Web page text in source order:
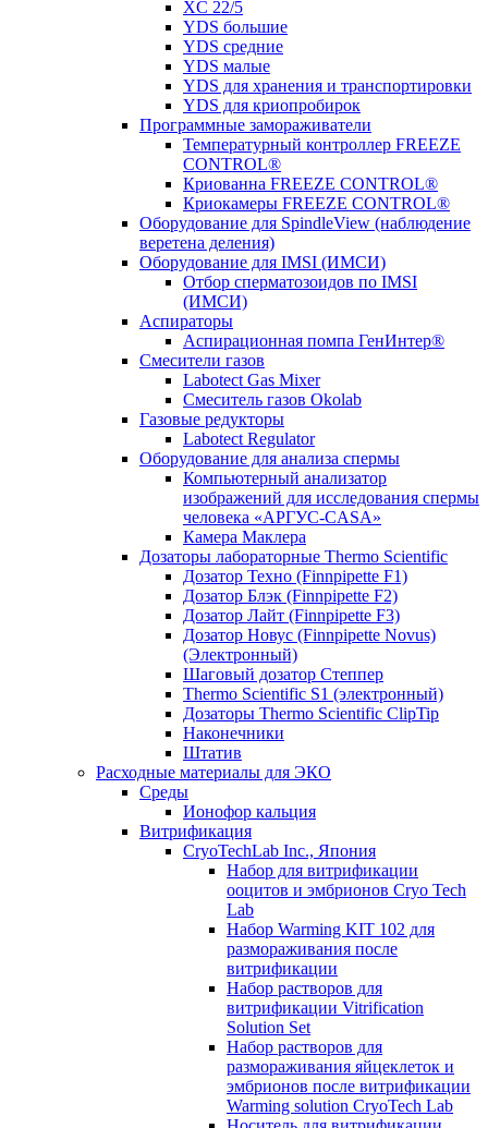
XC 22/5
YDS большие
YDS средние
YDS малые
YDS для хранения и транспортировки
YDS для криопробирок
Программные замораживатели
Температурный контроллер FREEZE
CONTROL®
Криованна FREEZE CONTROL®
Криокамеры FREEZE CONTROL®
Оборудование для SpindleView (наблюдение
веретена деления)
Оборудование для IMSI (ИМСИ)
Отбор сперматозоидов по IMSI
(ИМСИ)
Аспираторы
Аспирационная помпа ГенИнтер®
Смесители газов
Labotect Gas Mixer
Смеситель газов Okolab
Газовые редукторы
Labotect Regulator
Оборудование для анализа спермы
Компьютерный анализатор
изображений для исследования спермы
человека «АРГУС-CASA»
Камера Маклера
Дозаторы лабораторные Thermo Scientific
Дозатор Техно (Finnpipette F1)
Дозатор Блэк (Finnpipette F2)
Дозатор Лайт (Finnpipette F3)
Дозатор Новус (Finnpipette Novus)
(Электронный)
Шаговый дозатор Степпер
Thermo Scientific S1 (электронный)
Дозаторы Thermo Scientific ClipTip
Наконечники
Штатив
Расходные материалы для ЭКО
Среды
Ионофор кальция
Витрификация
CryoTechLab Inc., Япония
Набор для витрификации
ооцитов и эмбрионов Cryo Tech
Lab
Набор Warming KIT 102 для
размораживания после
витрификации
Набор растворов для
витрификации Vitrification
Solution Set
Набор растворов для
размораживания яйцеклеток и
эмбрионов после витрификации
Warming solution CryoTech Lab